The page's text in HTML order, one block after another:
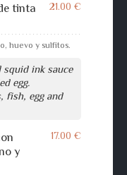
tinta
21.00 €
huevo y sulfitos.
ink sauce
egg.
fish, egg and
y
17.00 €